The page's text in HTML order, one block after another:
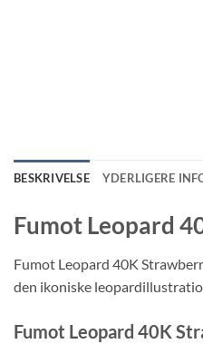
BESKRIVELSE YDERLIGERE
Fumot Leopard
Fumot Leopard 40K
den ikoniske
Fumot Leopard 40K